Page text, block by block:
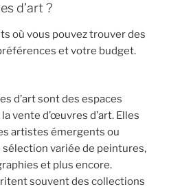
d’art ?
où vous pouvez trouver des
et votre budget.
d’art sont des espaces
vente d’œuvres d’art. Elles
artistes émergents ou
variée de peintures,
et plus encore.
souvent des collections